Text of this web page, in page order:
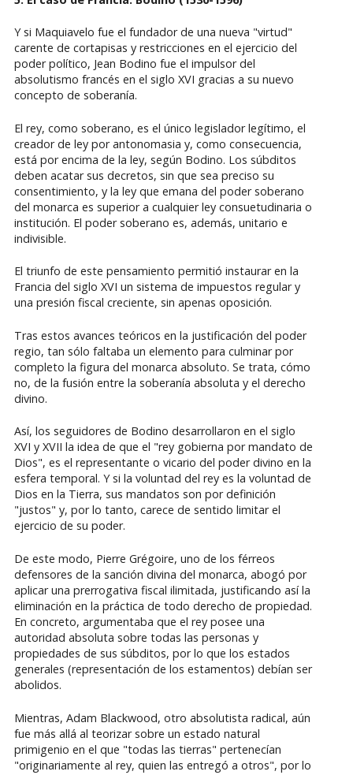
Y si Maquiavelo fue el fundador de una nueva "virtud"
carente de cortapisas y restricciones en el ejercicio del
poder político, Jean Bodino fue el impulsor del
absolutismo francés en el siglo XVI gracias a su nuevo
concepto de soberanía.
El rey, como soberano, es el único legislador legítimo, el
creador de ley por antonomasia y, como consecuencia,
está por encima de la ley, según Bodino. Los súbditos
deben acatar sus decretos, sin que sea preciso su
consentimiento, y la ley que emana del poder soberano
del monarca es superior a cualquier ley consuetudinaria o
institución. El poder soberano es, además, unitario e
indivisible.
El triunfo de este pensamiento permitió instaurar en la
Francia del siglo XVI un sistema de impuestos regular y
una presión fiscal creciente, sin apenas oposición.
Tras estos avances teóricos en la justificación del poder
regio, tan sólo faltaba un elemento para culminar por
completo la figura del monarca absoluto. Se trata, cómo
no, de la fusión entre la soberanía absoluta y el derecho
divino.
Así, los seguidores de Bodino desarrollaron en el siglo
XVI y XVII la idea de que el "rey gobierna por mandato de
Dios", es el representante o vicario del poder divino en la
esfera temporal. Y si la voluntad del rey es la voluntad de
Dios en la Tierra, sus mandatos son por definición
"justos" y, por lo tanto, carece de sentido limitar el
ejercicio de su poder.
De este modo, Pierre Grégoire, uno de los férreos
defensores de la sanción divina del monarca, abogó por
aplicar una prerrogativa fiscal ilimitada, justificando así la
eliminación en la práctica de todo derecho de propiedad.
En concreto, argumentaba que el rey posee una
autoridad absoluta sobre todas las personas y
propiedades de sus súbditos, por lo que los estados
generales (representación de los estamentos) debían ser
abolidos.
Mientras, Adam Blackwood, otro absolutista radical, aún
fue más allá al teorizar sobre un estado natural
primigenio en el que "todas las tierras" pertenecían
"originariamente al rey, quien las entregó a otros", por lo